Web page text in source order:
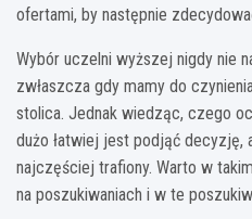
ofertami, by następnie
Wybór uczelni wyższej nigdy nie
zwłaszcza gdy mamy do
stolica. Jednak wiedząc, czego
dużo łatwiej jest podjąć decyzję,
najczęściej trafiony. Warto w
na poszukiwaniach i w te